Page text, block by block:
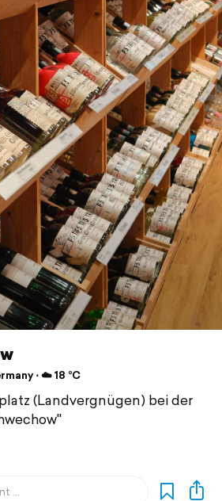
⋅ ☁️ 18 °C
(Landvergnügen) bei der